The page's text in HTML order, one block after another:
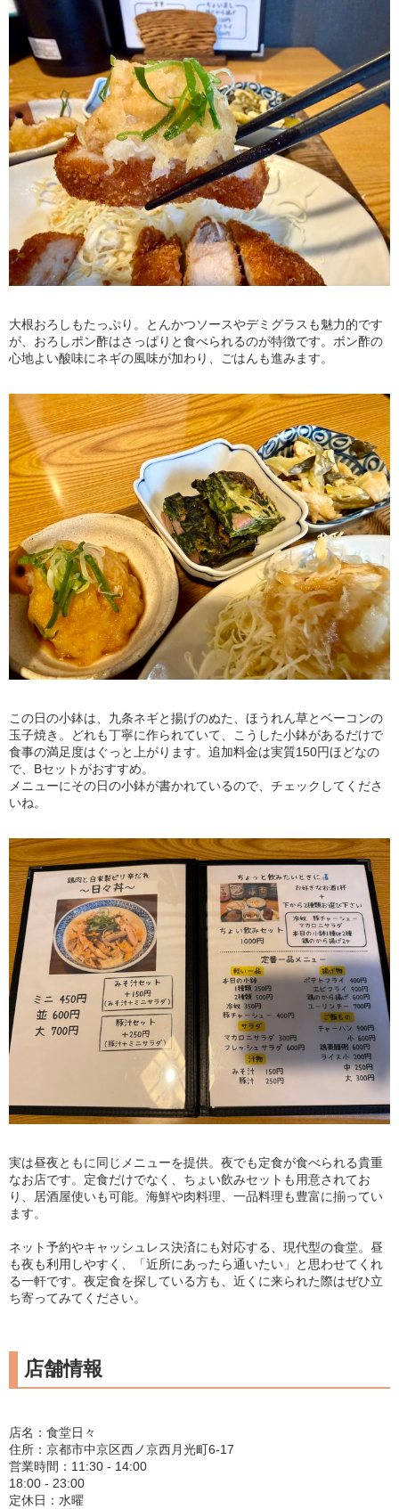
大根おろしもたっぷり。とんかつソースやデミグラスも魅力的です
が、おろしポン酢はさっぱりと食べられるのが特徴です。ポン酢の
心地よい酸味にネギの風味が加わり、ごはんも進みます。
この日の小鉢は、九条ネギと揚げのぬた、ほうれん草とベーコンの
玉子焼き。どれも丁寧に作られていて、こうした小鉢があるだけで
食事の満足度はぐっと上がります。追加料金は実質150円ほどなの
で、Bセットがおすすめ。
メニューにその日の小鉢が書かれているので、チェックしてくださ
いね。
実は昼夜ともに同じメニューを提供。夜でも定食が食べられる貴重
なお店です。定食だけでなく、ちょい飲みセットも用意されてお
り、居酒屋使いも可能。海鮮や肉料理、一品料理も豊富に揃ってい
ます。
ネット予約やキャッシュレス決済にも対応する、現代型の食堂。昼
も夜も利用しやすく、「近所にあったら通いたい」と思わせてくれ
る一軒です。夜定食を探している方も、近くに来られた際はぜひ立
ち寄ってみてください。
店舗情報
店名：食堂日々
住所：京都市中京区西ノ京西月光町6-17
営業時間：11:30 - 14:00
18:00 - 23:00
定休日：水曜